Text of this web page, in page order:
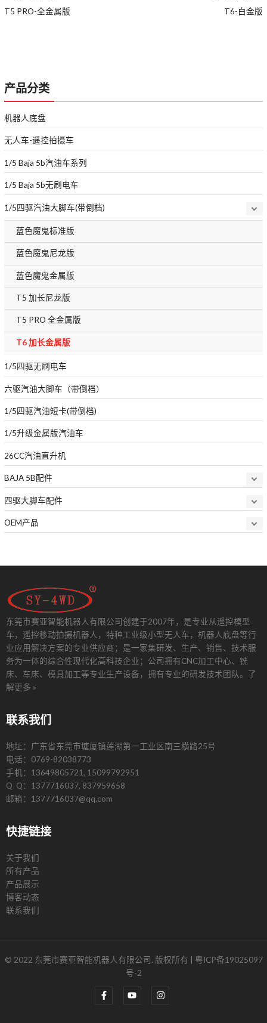
产品分类
机器人底盘
无人车-遥控拍摄车
1/5 Baja 5b汽油车系列
1/5 Baja 5b无刷电车
1/5四驱汽油大脚车(带倒档)
蓝色魔鬼标准版
蓝色魔鬼尼龙版
蓝色魔鬼金属版
T5 加长尼龙版
T5 PRO 全金属版
T6 加长金属版
1/5四驱无刷电车
六驱汽油大脚车（带倒档）
1/5四驱汽油短卡(带倒档)
1/5升级金属版汽油车
26CC汽油直升机
BAJA 5B配件
四驱大脚车配件
OEM产品
T5 PRO-全金属版
T6-白金版
东莞市赛亚智能机器人有限公司创建于2007年，是专业从遥控模型
车，遥控移动拍摄机器人，特种工业级小型无人车，机器人底盘等行
业应用解决方案的专业供应商；是一家集研发、生产、销售、技术服
务为一体的综合性现代化高科技企业；公司拥有CNC加工中心、铣
床、车床、模具加工等专业生产设备，拥有专业的研发技术团队。 了
解更多 »
联系我们
地址：广东省东莞市塘厦镇莲湖第一工业区南三横路25号
电话：0769-82038773
手机：13649805721, 15099792951
Q Q：1377716037, 837959658
邮箱：1377716037@qq.com
快捷链接
关于我们
所有产品
产品展示
博客动态
联系我们
© 2022 东莞市赛亚智能机器人有限公司. 版权所有 | 粤ICP备19025097
号-2